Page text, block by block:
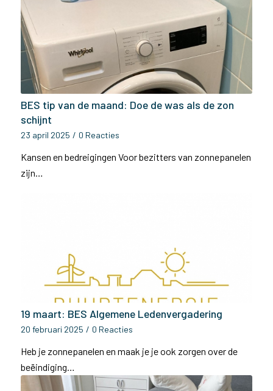
BES tip van de maand: Doe de was als de zon
schijnt
23 april 2025 / 0 Reacties
Kansen en bedreigingen Voor bezitters van zonnepanelen
zijn…
19 maart: BES Algemene Ledenvergadering
20 februari 2025 / 0 Reacties
Heb je zonnepanelen en maak je je ook zorgen over de
beëindiging…